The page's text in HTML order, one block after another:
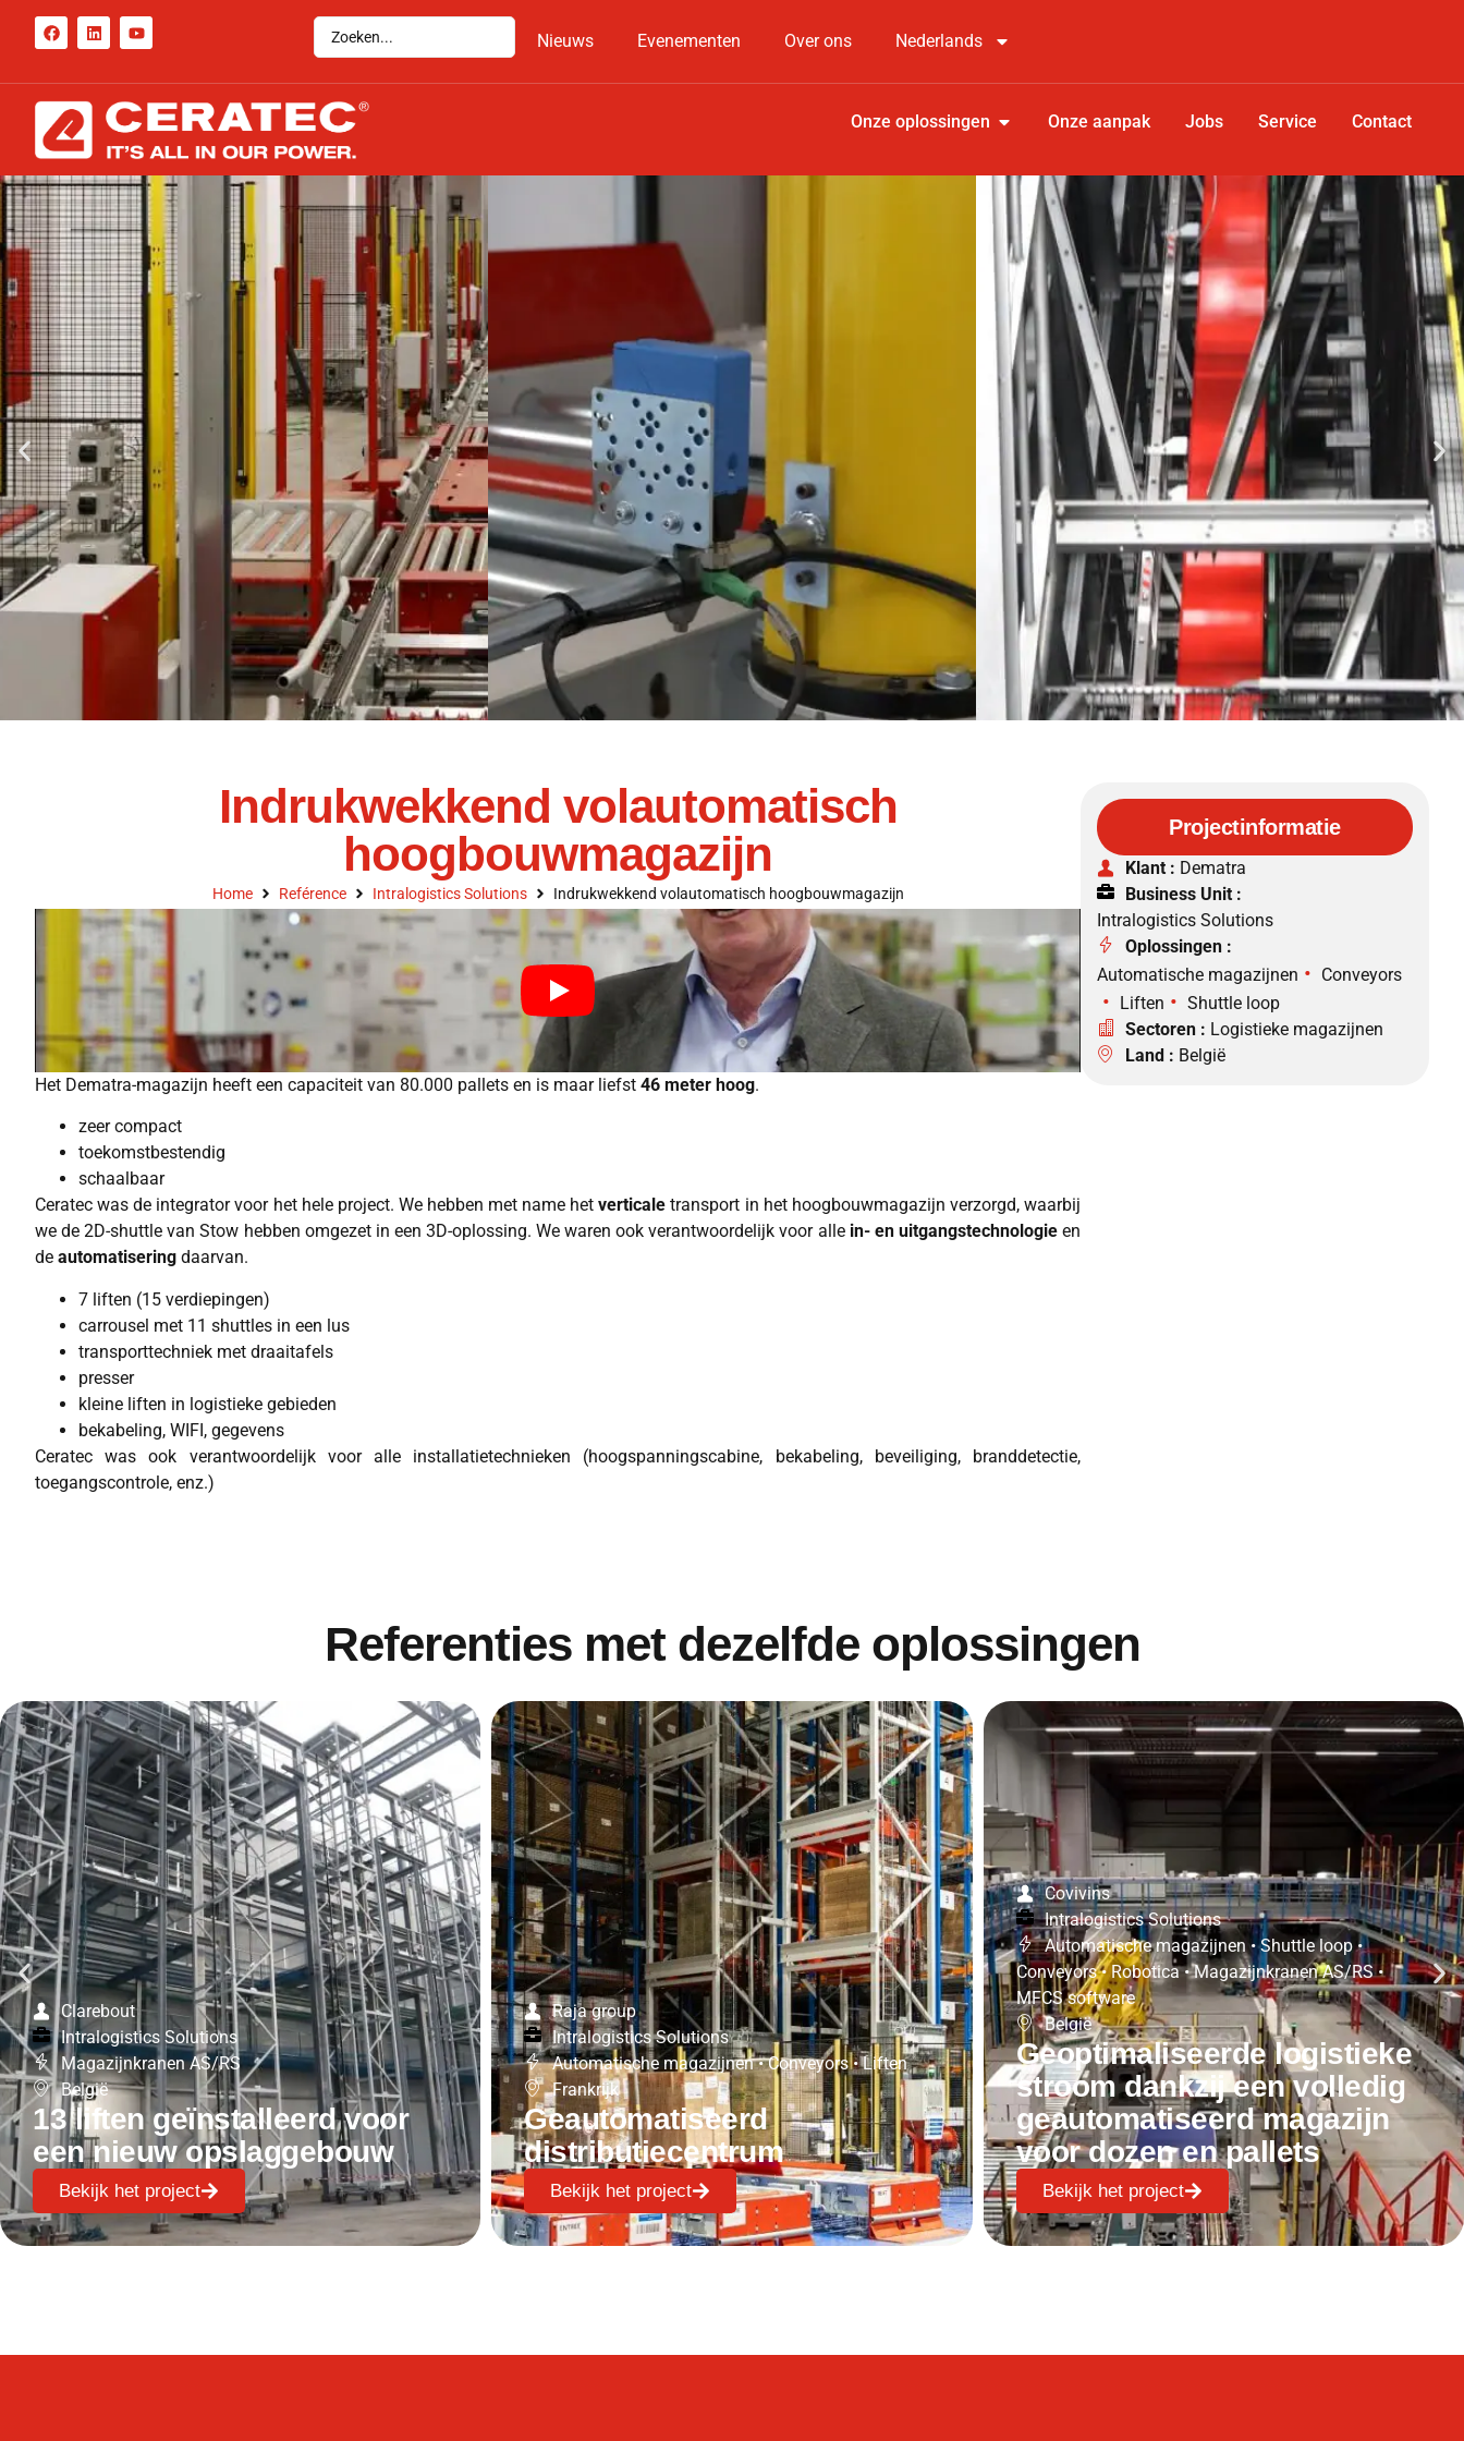
Nieuws Evenementen Over ons Nederlands
Onze oplossingen Onze aanpak Jobs Service Contact
Indrukwekkend volautomatisch
hoogbouwmagazijn
Home Reférence Intralogistics Solutions Indrukwekkend volautomatisch hoogbouwmagazijn
Het Dematra-magazijn heeft een capaciteit van 80.000 pallets en is maar liefst 46 meter hoog.
zeer compact
toekomstbestendig
schaalbaar
Ceratec was de integrator voor het hele project. We hebben met name hetverticale transport in het hoogbouwmagazijn verzorgd, waarbij
we de 2D-shuttle van Stow hebben omgezet in een 3D-oplossing. We waren ook verantwoordelijk voor alle in- en uitgangstechnologieen
de automatisering daarvan.
7 liften (15 verdiepingen)
carrousel met 11 shuttles in een lus
transporttechniek met draaitafels
presser
kleine liften in logistieke gebieden
bekabeling, WIFI, gegevens
Ceratec was ook verantwoordelijk voor alle installatietechnieken (hoogspanningscabine, bekabeling, beveiliging, branddetectie,
toegangscontrole, enz.)
Projectinformatie
Klant : Dematra
Business Unit :
Intralogistics Solutions
Oplossingen :
Automatische magazijnen • Conveyors
• Liften • Shuttle loop
Sectoren : Logistieke magazijnen
Land : België
Referenties met dezelfde oplossingen
Clarebout
Intralogistics Solutions
Magazijnkranen AS/RS
België
13 liften geïnstalleerd voor
een nieuw opslaggebouw
Bekijk het project
Raja group
Intralogistics Solutions
Automatische magazijnen • Conveyors • Liften
Frankrijk
Geautomatiseerd
distributiecentrum
Bekijk het project
Covivins
Intralogistics Solutions
Automatische magazijnen • Shuttle loop •
Conveyors • Robotica • Magazijnkranen AS/RS •
MFCS software
België
Geoptimaliseerde logistieke
stroom dankzij een volledig
geautomatiseerd magazijn
voor dozen en pallets
Bekijk het project